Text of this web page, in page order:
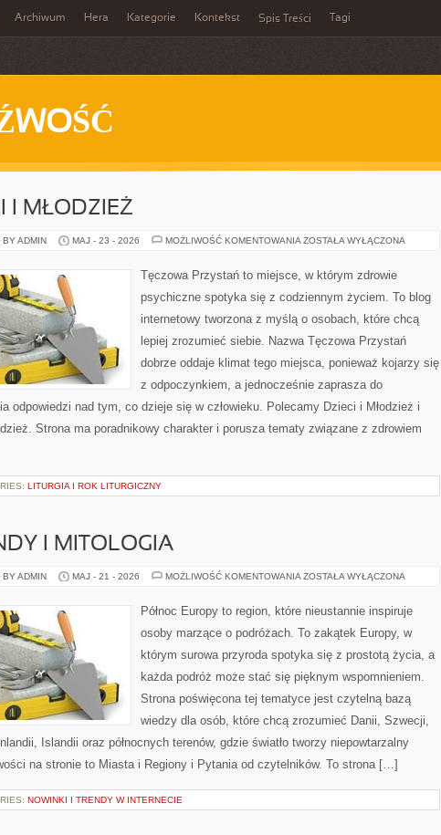
Archiwum Hera Kategorie Kontekst Spis Treści Tagi
I MŁODZIEŻ
ADMIN MAJ - 23 - 2026 MOŻLIWOŚĆ KOMENTOWANIA DZIECI
ZOSTAŁA WYŁĄCZONA
Tęczowa Przystań to miejsce, w którym zdrowie
psychiczne spotyka się z codziennym życiem. To blog
internetowy tworzona z myślą o osobach, które chcą
lepiej zrozumieć siebie. Nazwa Tęczowa Przystań
dobrze oddaje klimat tego miejsca, ponieważ kojarzy się
z odpoczynkiem, a jednocześnie zaprasza do
odpowiedzi nad tym, co dzieje się w człowieku. Polecamy Dzieci i Młodzież i
Strona ma poradnikowy charakter i porusza tematy związane z zdrowiem
LITURGIA I ROK LITURGICZNY
I MITOLOGIA
ADMIN MAJ - 21 - 2026 MOŻLIWOŚĆ KOMENTOWANIA LEGENDY
ZOSTAŁA WYŁĄCZONA
Północ Europy to region, które nieustannie inspiruje
osoby marzące o podróżach. To zakątek Europy, w
którym surowa przyroda spotyka się z prostotą życia, a
każda podróż może stać się pięknym wspomnieniem.
Strona poświęcona tej tematyce jest czytelną bazą
wiedzy dla osób, które chcą zrozumieć Danii, Szwecji,
Islandii oraz północnych terenów, gdzie światło tworzy niepowtarzalny
na stronie to Miasta i Regiony i Pytania od czytelników. To strona […]
NOWINKI I TRENDY W INTERNECIE